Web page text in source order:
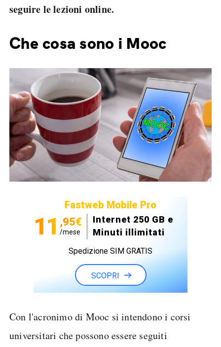
seguire le lezioni online.
Che cosa sono i Mooc
Fastweb Mobile Pro
11 ,95€
/mese
Internet 250 GB e
Minuti illimitati
Spedizione SIM GRATIS
SCOPRI
Con l'acronimo di Mooc si intendono i corsi
universitari che possono essere seguiti